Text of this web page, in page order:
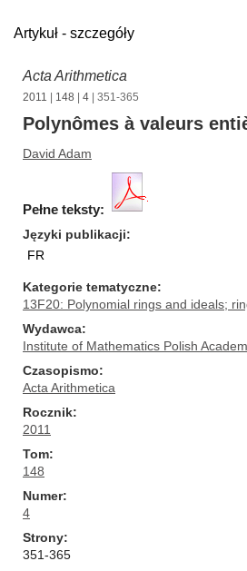
Artykuł - szczegóły
Acta Arithmetica
2011 148 4 | 351-365
Polynômes à valeurs
David Adam
Pełne teksty:
Języki publikacji
FR
Kategorie tematyczne
13F20: Polynomial rings and ideals;
Wydawca
Institute of Mathematics Polish
Czasopismo
Acta Arithmetica
Rocznik
2011
Tom
148
Numer
4
Strony
351-365